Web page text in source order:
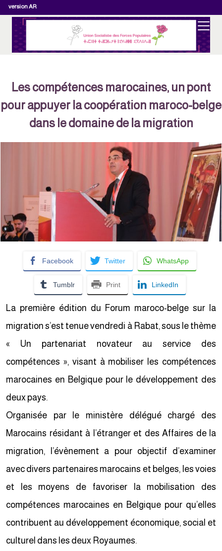
version AR
Les compétences marocaines, un pont
pour appuyer la coopération maroco-
dans le domaine de la migration
Facebook Twitter WhatsApp
Tumblr Print LinkedIn
La première édition du Forum maroco-belge sur la
migration s’est tenue vendredi à Rabat, sous le thème
« Un partenariat novateur au service des
compétences », visant à mobiliser les compétences
marocaines en Belgique pour le développement des
deux pays.
Organisée par le ministère délégué chargé des
Marocains résidant à l’étranger et des Affaires de la
migration, l’évènement a pour objectif d’examiner
avec divers partenaires marocains et belges, les voies
et les moyens de favoriser la mobilisation des
compétences marocaines en Belgique pour qu’elles
contribuent au développement économique, social et
culturel dans les deux Royaumes.